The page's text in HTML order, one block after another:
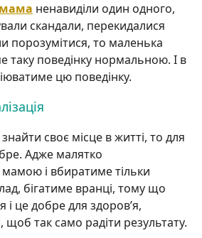
мама ненавиділи один одного,
скандали, перекидалися
порозумітися, то маленька
таку поведінку нормальною. І в
цю поведінку.
своє місце в житті, то для
Адже малятко
і вбиратиме тільки
бігатиме вранці, тому що
це добре для здоров’я,
щоб так само радіти результату.